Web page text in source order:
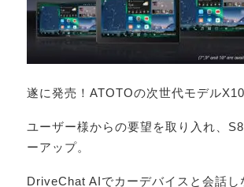
遂に発売！ATOTOの次世代モデル
ユーザー様からの要望を取り入れ、
ーアップ。
DriveChat AIでカーデバイスと会話し